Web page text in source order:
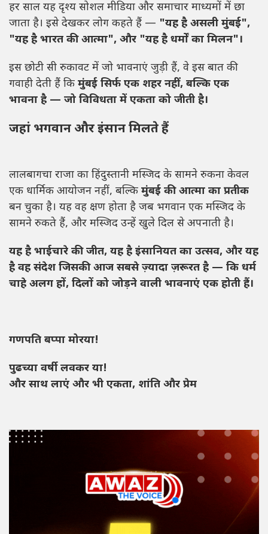
हर साल यह दृश्य सोशल मीडिया और समाचार माध्यमों में छा
जाता है। इसे देखकर लोग कहते हैं — "यह है असली मुंबई",
"यह है भारत की आत्मा", और "यह है धर्मों का मिलन"।
इस छोटी सी रुकावट में जो भावनाएं जुड़ी हैं, वे इस बात की
गवाही देती हैं कि मुंबई सिर्फ एक शहर नहीं, बल्कि एक
भावना है — जो विविधता में एकता को जीती है।
जहां भगवान और इंसान मिलते हैं
लालबागचा राजा का हिंदुस्तानी मस्जिद के सामने रुकना केवल
एक धार्मिक आयोजन नहीं, बल्कि मुंबई की आत्मा का प्रतीक
बन चुका है। यह वह क्षण होता है जब भगवान एक मस्जिद के
सामने रुकते हैं, और मस्जिद उन्हें खुले दिल से अपनाती है।
यह है भाईचारे की जीत, यह है इंसानियत का उत्सव, और यह
है वह संदेश जिसकी आज सबसे ज़्यादा ज़रूरत है — कि धर्म
चाहे अलग हों, दिलों को जोड़ने वाली भावनाएं एक होती हैं।
गणपति बप्पा मोरया!
पुढच्या वर्षी लवकर या!
और साथ लाएं और भी एकता, शांति और प्रेम